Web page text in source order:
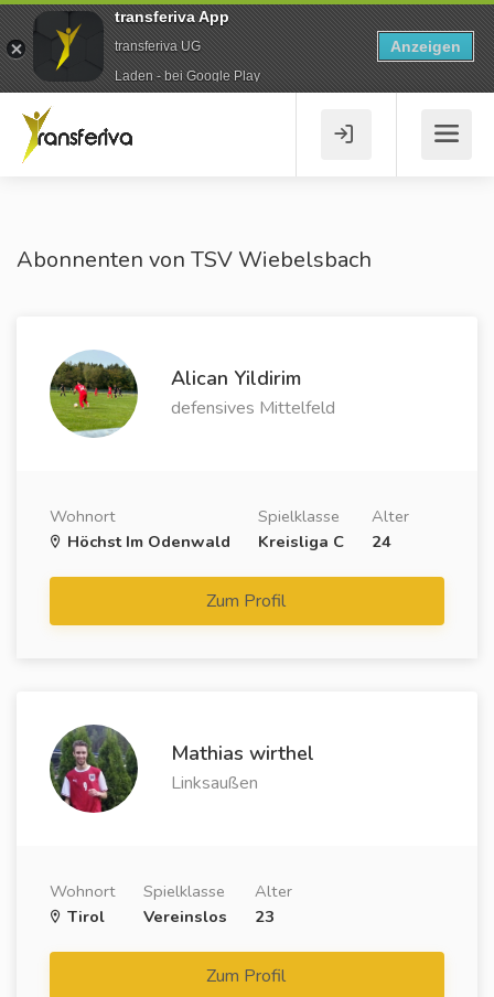
Abonnenten von TSV Wiebelsbach
Alican Yildirim
defensives Mittelfeld
Wohnort
Höchst Im Odenwald
Spielklasse
Kreisliga C
Alter
24
Zum Profil
Mathias wirthel
Linksaußen
Wohnort
Tirol
Spielklasse
Vereinslos
Alter
23
Zum Profil
transferiva App
transferiva UG
Laden - bei Google Play
Anzeigen